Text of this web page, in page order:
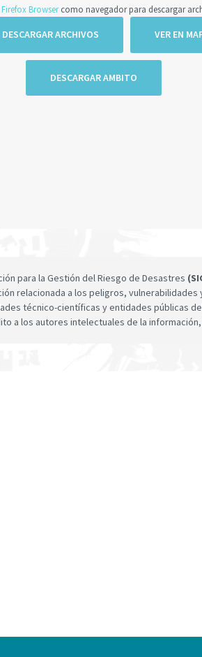
Firefox Browsercomo navegador para descargar
DESCARGAR ARCHIVOS VER EN
DESCARGAR AMBITO
para la Gestión del Riesgo de Desastres
relacionada a los peligros,
técnico-científicas y entidades públicas
a los autores intelectuales de la